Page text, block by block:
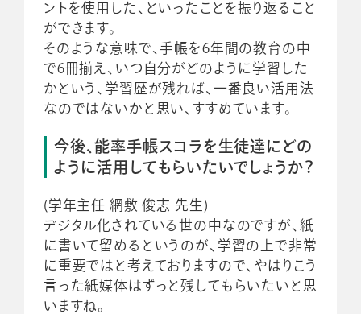
ントを使用した、といったことを振り返ること
ができます。
そのような意味で、手帳を6年間の教育の中
で6冊揃え、いつ自分がどのように学習した
かという、学習歴が残れば、一番良い活用法
なのではないかと思い、すすめています。
今後、能率手帳スコラを生徒達にどの
ように活用してもらいたいでしょうか？
(学年主任 網敷 俊志 先生)
デジタル化されている世の中なのですが、紙
に書いて留めるというのが、学習の上で非常
に重要ではと考えておりますので、やはりこう
言った紙媒体はずっと残してもらいたいと思
いますね。